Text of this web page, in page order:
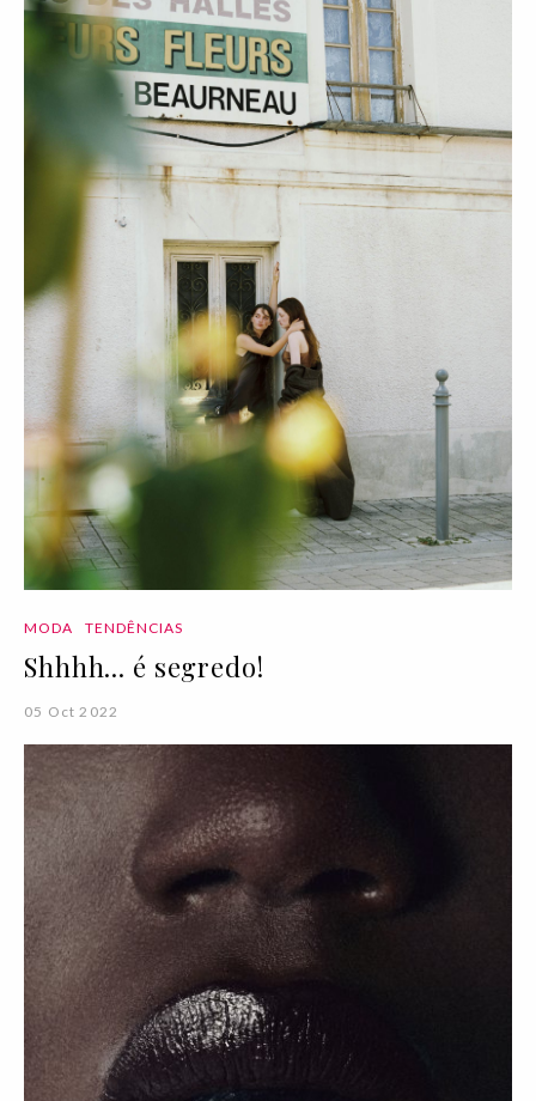
MODA TENDÊNCIAS
Shhhh... é segredo!
05 Oct 2022